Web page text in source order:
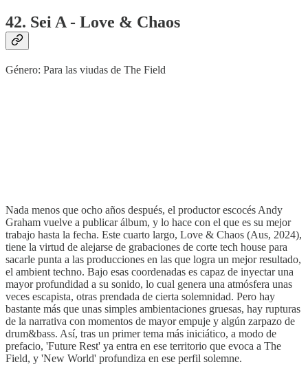
42. Sei A - Love & Chaos
Género: Para las viudas de The Field
Nada menos que ocho años después, el productor escocés Andy
Graham vuelve a publicar álbum, y lo hace con el que es su mejor
trabajo hasta la fecha. Este cuarto largo, Love & Chaos (Aus, 2024),
tiene la virtud de alejarse de grabaciones de corte tech house para
sacarle punta a las producciones en las que logra un mejor resultado,
el ambient techno. Bajo esas coordenadas es capaz de inyectar una
mayor profundidad a su sonido, lo cual genera una atmósfera unas
veces escapista, otras prendada de cierta solemnidad. Pero hay
bastante más que unas simples ambientaciones gruesas, hay rupturas
de la narrativa con momentos de mayor empuje y algún zarpazo de
drum&bass. Así, tras un primer tema más iniciático, a modo de
prefacio, 'Future Rest' ya entra en ese territorio que evoca a The
Field, y 'New World' profundiza en ese perfil solemne.